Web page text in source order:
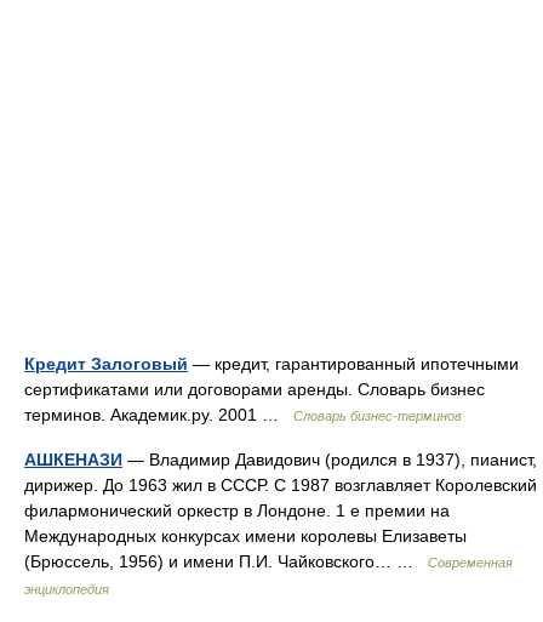
Кредит Залоговый — кредит, гарантированный ипотечными
сертификатами или договорами аренды. Словарь бизнес
терминов. Академик.ру. 2001 …
Словарь бизнес-терминов
АШКЕНАЗИ — Владимир Давидович (родился в 1937), пианист,
дирижер. До 1963 жил в СССР. С 1987 возглавляет Королевский
филармонический оркестр в Лондоне. 1 е премии на
Международных конкурсах имени королевы Елизаветы
(Брюссель, 1956) и имени П.И. Чайковского… …
Современная
энциклопедия